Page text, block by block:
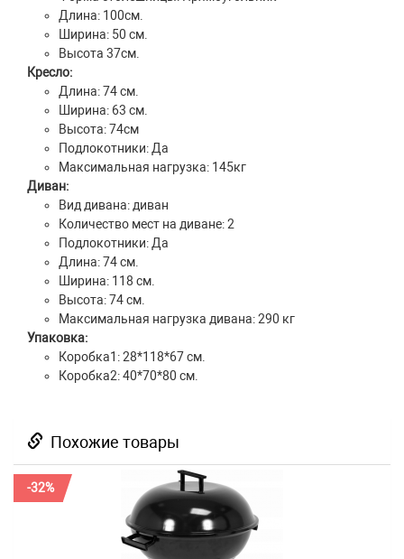
Длина: 100см.
Ширина: 50 см.
Высота 37см.
Кресло:
Длина: 74 см.
Ширина: 63 см.
Высота: 74см
Подлокотники: Да
Максимальная нагрузка: 145кг
Диван:
Вид дивана: диван
Количество мест на диване: 2
Подлокотники: Да
Длина: 74 см.
Ширина: 118 см.
Высота: 74 см.
Максимальная нагрузка дивана: 290 кг
Упаковка:
Коробка1: 28*118*67 см.
Коробка2: 40*70*80 см.
Похожие товары
-32%